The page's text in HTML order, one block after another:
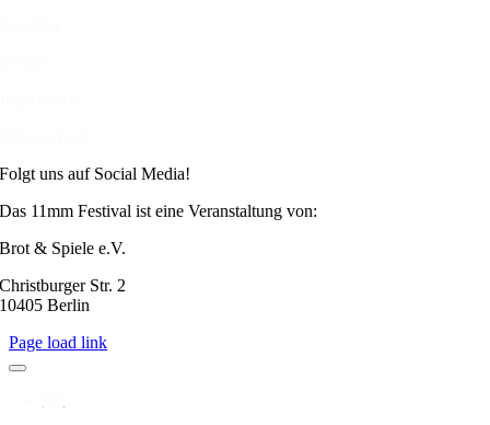
Folgt uns auf Social Media!
Das 11mm Festival ist eine Veranstaltung von:
Brot & Spiele e.V.
Christburger Str. 2
10405 Berlin
Page load link